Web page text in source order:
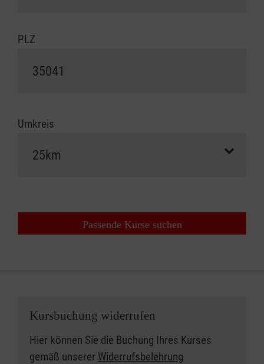
PLZ
Umkreis
Passende Kurse suchen
Kursbuchung widerrufen
Hier können Sie die Buchung Ihres Kurses
gemäß unserer Widerrufsbelehrung